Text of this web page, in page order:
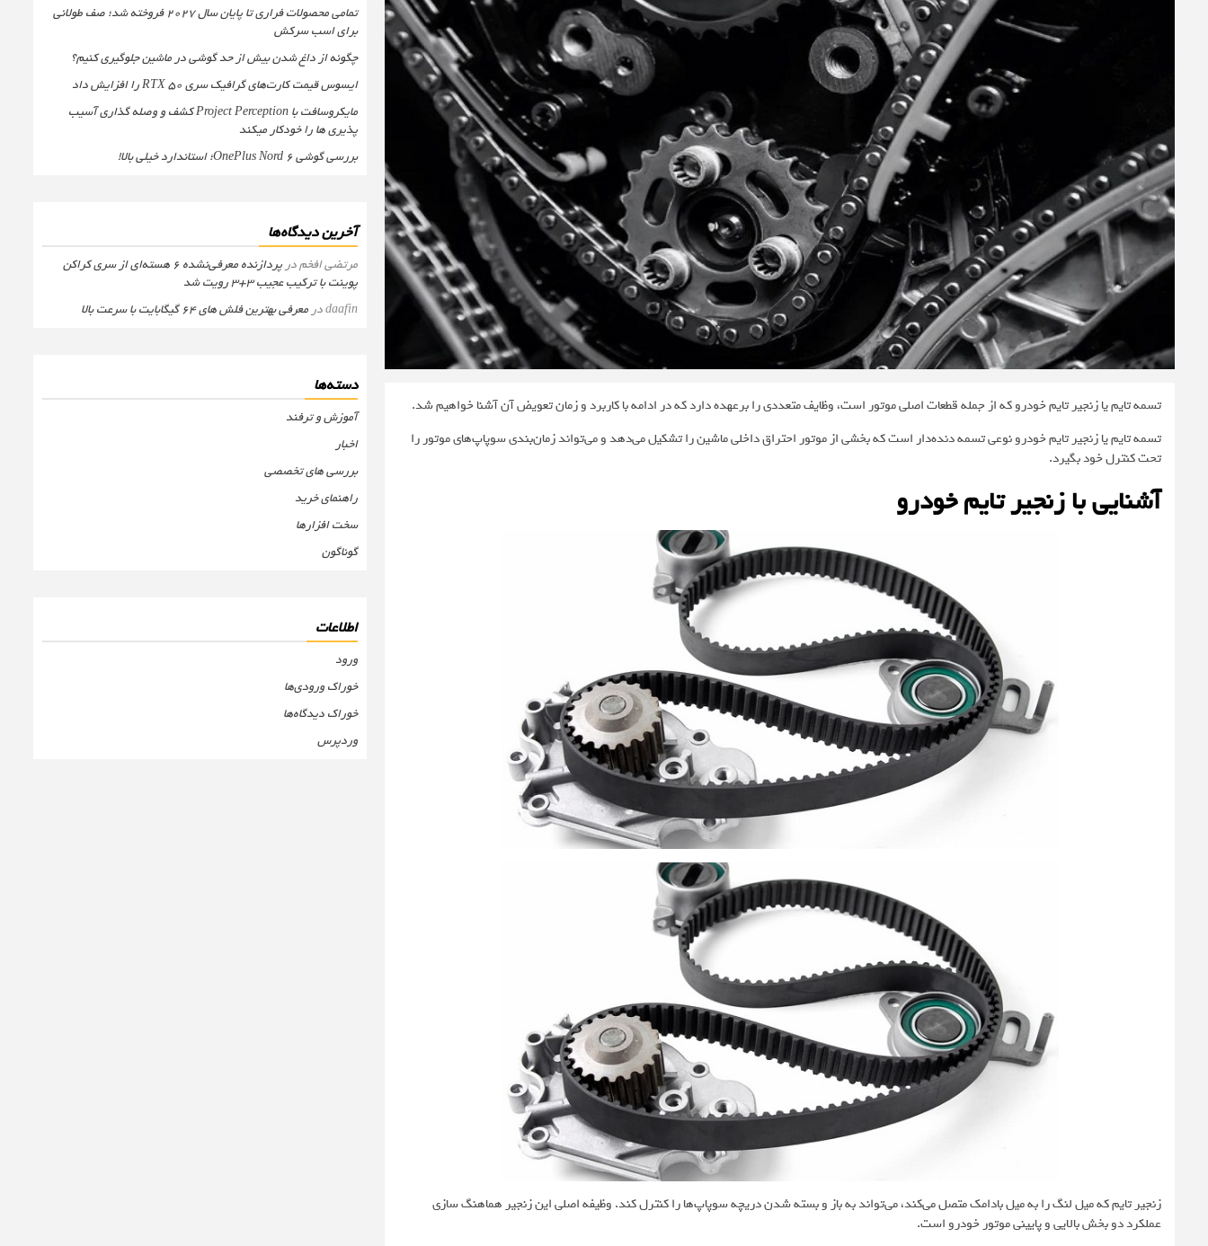
تسمه تایم یا زنجیر تایم خودرو که از جمله قطعات اصلی موتور است، وظایف متعددی را برعهده دارد که در ادامه با کاربرد و زمان تعویض آن آشنا خواهیم شد.
تسمه تایم یا زنجیر تایم خودرو نوعی تسمه دنده‌دار است که بخشی از موتور احتراق داخلی ماشین را تشکیل می‌دهد و می‌تواند زمان‌بندی سوپاپ‌های موتور را
تحت کنترل خود بگیرد.
آشنایی با زنجیر تایم خودرو
زنجیر تایم که میل لنگ را به میل بادامک متصل می‌کند، می‌تواند به باز و بسته شدن دریچه سوپاپ‌ها را کنترل کند. وظیفه اصلی این زنجیر هماهنگ سازی
عملکرد دو بخش بالایی و پایینی موتور خودرو است.
تمامی محصولات فراری تا پایان سال ۲۰۲۷ فروخته شد؛ صف طولانی
برای اسب سرکش
چگونه از داغ شدن بیش از حد گوشی در ماشین جلوگیری کنیم؟
ایسوس قیمت کارت‌های گرافیک سری RTX 50 را افزایش داد
مایکروسافت با Project Perception کشف و وصله گذاری آسیب
پذیری ها را خودکار میکند
بررسی گوشی OnePlus Nord 6؛ استاندارد خیلی بالا!
آخرین دیدگاه‌ها
مرتضی افخمدر
پردازنده معرفی‌نشده 6 هسته‌ای از سری کراکن
پوینت با ترکیب عجیب 3+3 رویت شد
daafinدر معرفی بهترین فلش های 64 گیگابایت با سرعت بالا
دسته‌ها
آموزش و ترفند
اخبار
بررسی های تخصصی
راهنمای خرید
سخت افزارها
گوناگون
اطلاعات
ورود
خوراک ورودی‌ها
خوراک دیدگاه‌ها
وردپرس